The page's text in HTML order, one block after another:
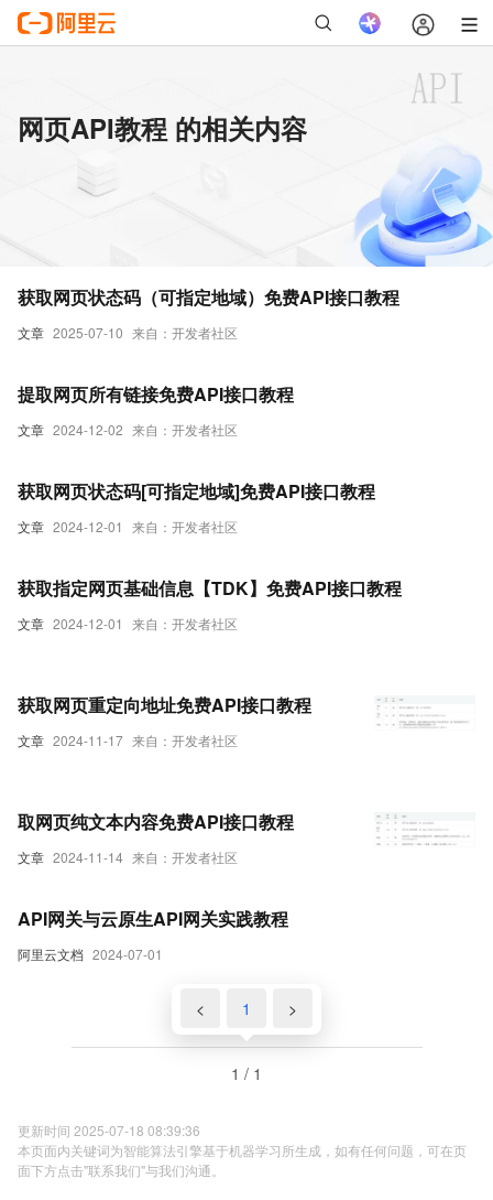
网页API教程 的相关内容
文章 2025-07-10 来自：开发者社区
获取网页状态码（可指定地域）免费API接口教程
文章 2024-12-02 来自：开发者社区
提取网页所有链接免费API接口教程
文章 2024-12-01 来自：开发者社区
获取网页状态码[可指定地域]免费API接口教程
文章 2024-12-01 来自：开发者社区
获取指定网页基础信息【TDK】免费API接口教程
文章 2024-11-17 来自：开发者社区
获取网页重定向地址免费API接口教程
文章 2024-11-14 来自：开发者社区
取网页纯文本内容免费API接口教程
阿里云文档 2024-07-01
API网关与云原生API网关实践教程
< 1 >
1 / 1
更新时间 2025-07-18 08:39:36
本页面内关键词为智能算法引擎基于机器学习所生成，如有任何问题，可在页
面下方点击"联系我们"与我们沟通。